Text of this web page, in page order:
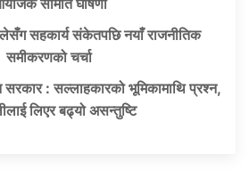
सहकार्य संकेतपछि नयाँ राजनीतिक
समीकरणको चर्चा
सरकार : सल्लाहकारको भूमिकामाथि प्रश्न,
लिएर बढ्यो असन्तुष्टि